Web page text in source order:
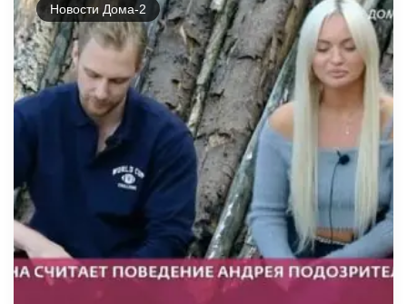
Новости Дома-2